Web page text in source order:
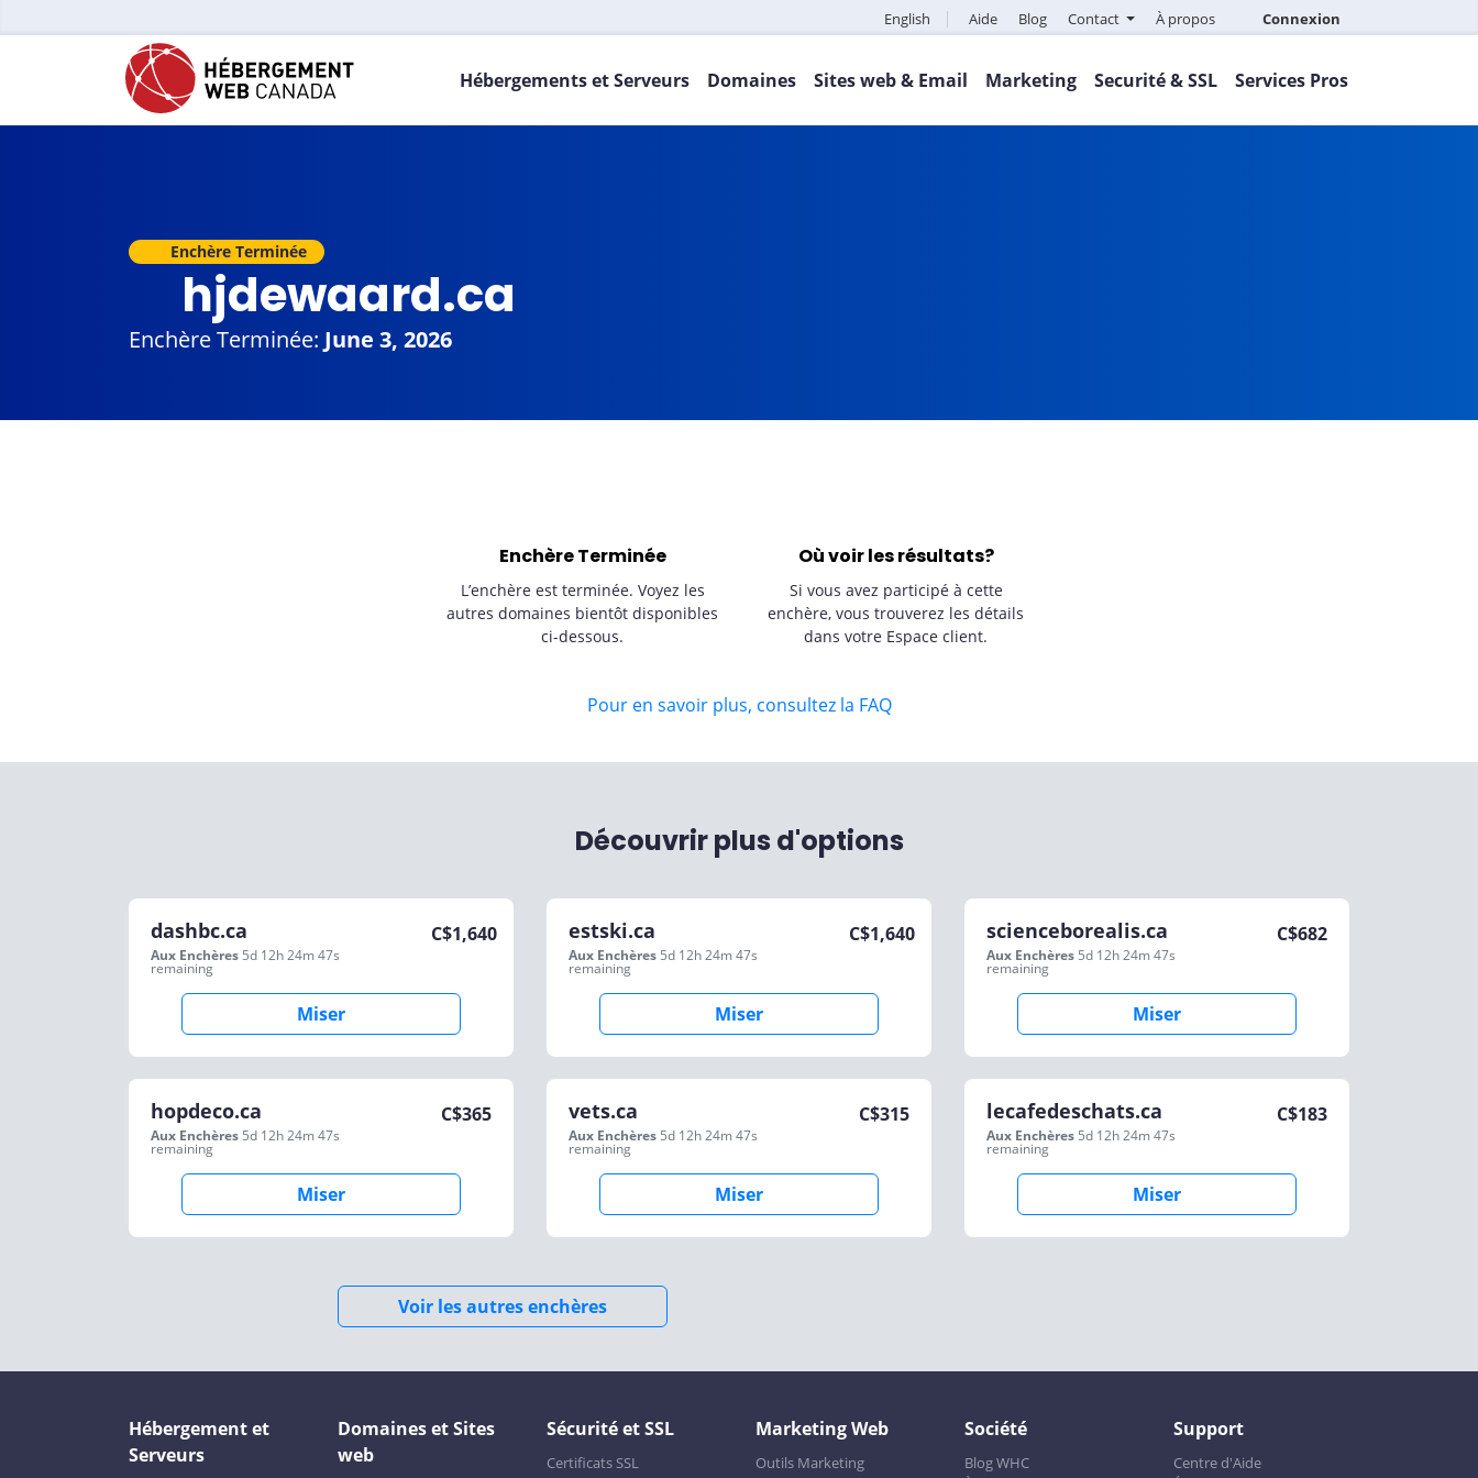
English Aide Blog Contact À propos Connexion
Hébergements et Serveurs Domaines Sites web & Email Marketing Securité & SSL Services Pros
Enchère Terminée
hjdewaard.ca
Enchère Terminée: June 3, 2026
Enchère Terminée
L’enchère est terminée. Voyez les
autres domaines bientôt disponibles
ci-dessous.
Où voir les résultats?
Si vous avez participé à cette
enchère, vous trouverez les détails
dans votre Espace client.
Pour en savoir plus, consultez la FAQ
Découvrir plus d'options
dashbc.ca
Aux Enchères 5d 12h 24m 47s
remaining
C$1,640
Miser
estski.ca
Aux Enchères 5d 12h 24m 47s
remaining
C$1,640
Miser
scienceborealis.ca
Aux Enchères 5d 12h 24m 47s
remaining
C$682
Miser
hopdeco.ca
Aux Enchères 5d 12h 24m 47s
remaining
C$365
Miser
vets.ca
Aux Enchères 5d 12h 24m 47s
remaining
C$315
Miser
lecafedeschats.ca
Aux Enchères 5d 12h 24m 47s
remaining
C$183
Miser
Voir les autres enchères
Hébergement et
Serveurs
Domaines et Sites
web
Sécurité et SSL
Certificats SSL
Marketing Web
Outils Marketing
Société
Blog WHC
Support
Centre d'Aide